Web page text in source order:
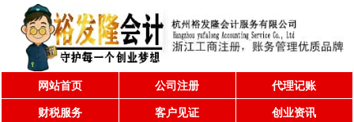
网站首页 公司注册 代理记账
财税服务 客户见证 创业资讯